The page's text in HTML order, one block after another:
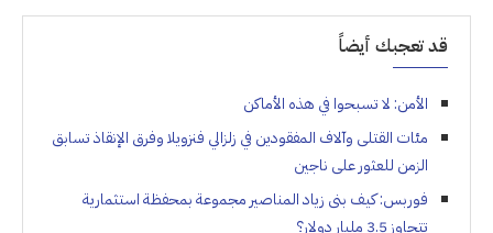
قد تعجبك أيضاً
الأمن: لا تسبحوا في هذه الأماكن
مئات القتلى وآلاف المفقودين في زلزالي فنزويلا وفرق الإنقاذ تسابق
الزمن للعثور على ناجين
فوربس: كيف بنى زياد المناصير مجموعة بمحفظة استثمارية
تتجاوز 3.5 مليار دولار؟